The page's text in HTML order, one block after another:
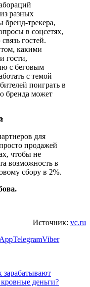
разных
бренд-трекера,
в соцсетях,
гостей.
какими
гости,
с беговым
с темой
поиграть в
бренда может
для
продажей
чтобы не
возможность в
сбору в 2%.
Источник: vc.ru
TelegramViber
зарабатывают
деньги?